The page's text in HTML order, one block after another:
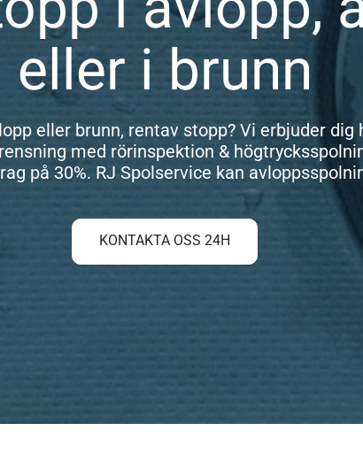
eller i brunn
eller brunn, rentav stopp? Vi erbjuder
med rörinspektion &
på 30%. RJ Spolservice kan
KONTAKTA OSS 24H